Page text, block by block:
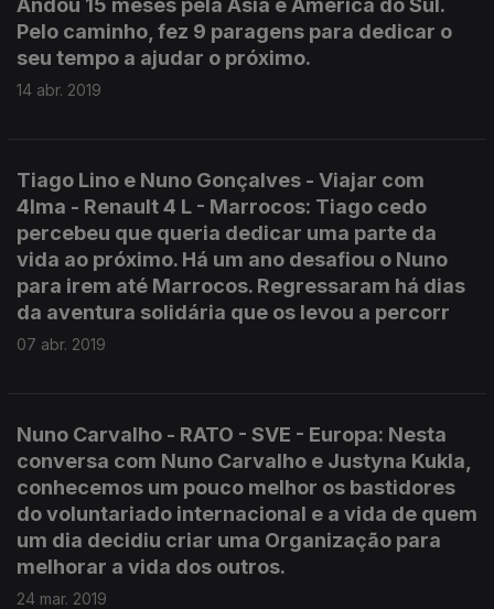
Andou 15 meses pela Ásia e América do Sul.
Pelo caminho, fez 9 paragens para dedicar o
seu tempo a ajudar o próximo.
14 abr. 2019
Tiago Lino e Nuno Gonçalves - Viajar com
4lma - Renault 4 L - Marrocos: Tiago cedo
percebeu que queria dedicar uma parte da
vida ao próximo. Há um ano desafiou o Nuno
para irem até Marrocos. Regressaram há dias
da aventura solidária que os levou a percorr
07 abr. 2019
Nuno Carvalho - RATO - SVE - Europa: Nesta
conversa com Nuno Carvalho e Justyna Kukla,
conhecemos um pouco melhor os bastidores
do voluntariado internacional e a vida de quem
um dia decidiu criar uma Organização para
melhorar a vida dos outros.
24 mar. 2019